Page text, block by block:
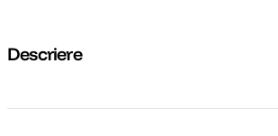
rezerva dreptul de a modifica sau anula promotia
Descriere